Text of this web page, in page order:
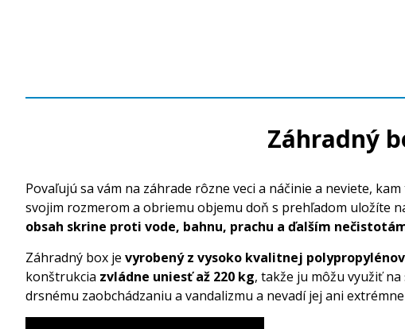
Záhradný
Povaľujú sa vám na záhrade rôzne veci a náčinie a neviete,
svojim rozmerom a obriemu objemu doň s prehľadom uložíte
obsah skrine proti vode, bahnu, prachu a ďalším
Záhradný box je vyrobený z vysoko kvalitnej
konštrukcia zvládne uniesť až 220 kg, takže ju môžu využiť
drsnému zaobchádzaniu a vandalizmu a nevadí jej ani